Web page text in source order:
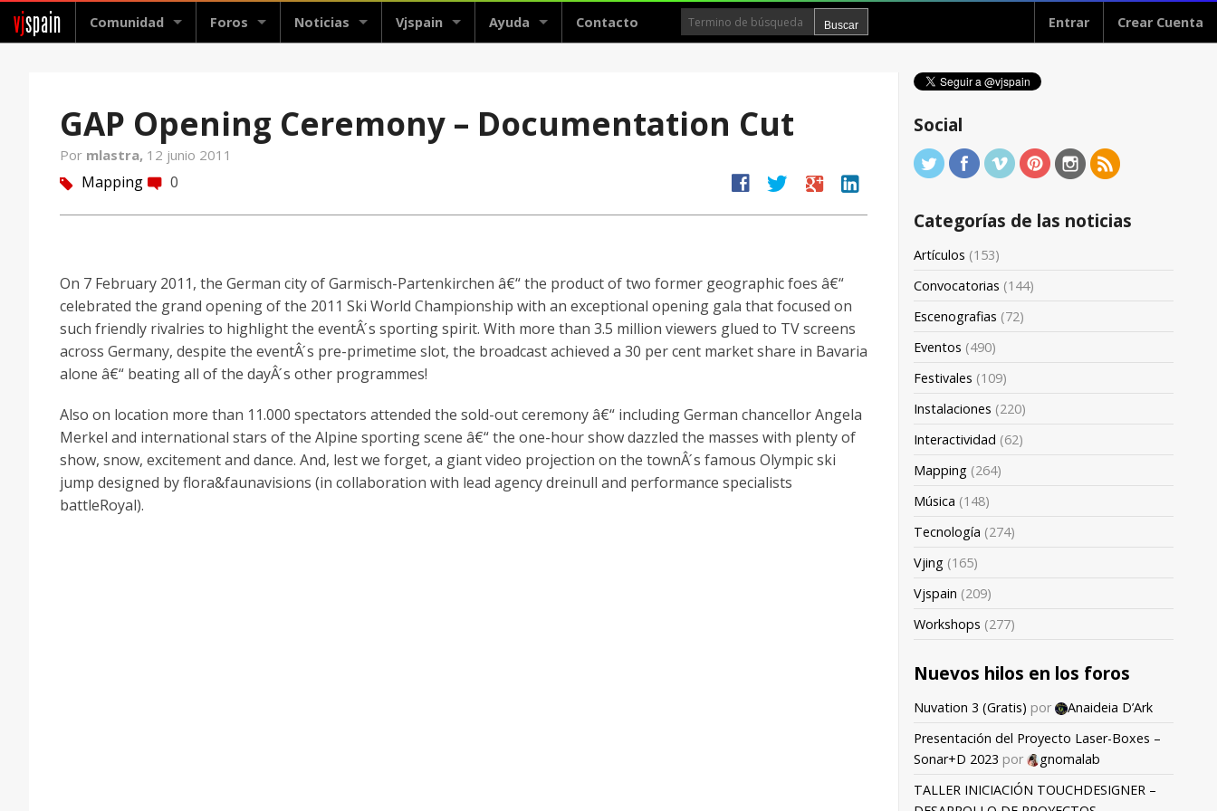
vjspain Comunidad Foros Noticias Vjspain Ayuda Contacto Entrar Crear Cuenta
GAP Opening Ceremony – Documentation Cut
Por mlastra, 12 junio 2011
tag Mapping comment 0 facebook twitter google linkedin
On 7 February 2011, the German city of Garmisch-Partenkirchen â€“ the product of two former geographic foes â€“
celebrated the grand opening of the 2011 Ski World Championship with an exceptional opening gala that focused on
such friendly rivalries to highlight the eventÂ ́s sporting spirit. With more than 3.5 million viewers glued to TV screens
across Germany, despite the eventÂ ́s pre-primetime slot, the broadcast achieved a 30 per cent market share in Bavaria
alone â€“ beating all of the dayÂ ́s other programmes!
Also on location more than 11.000 spectators attended the sold-out ceremony â€“ including German chancellor Angela
Merkel and international stars of the Alpine sporting scene â€“ the one-hour show dazzled the masses with plenty of
show, snow, excitement and dance. And, lest we forget, a giant video projection on the townÂ ́s famous Olympic ski
jump designed by flora&faunavisions (in collaboration with lead agency dreinull and performance specialists
battleRoyal).
Social
Categorías de las noticias
Artículos (153)
Convocatorias (144)
Escenografias (72)
Eventos (490)
Festivales (109)
Instalaciones (220)
Interactividad (62)
Mapping (264)
Música (148)
Tecnología (274)
Vjing (165)
Vjspain (209)
Workshops (277)
Nuevos hilos en los foros
Nuvation 3 (Gratis) por
Anaideia D’Ark
Presentación del Proyecto Laser-Boxes –
Sonar+D 2023 por
gnomalab
TALLER INICIACIÓN TOUCHDESIGNER –